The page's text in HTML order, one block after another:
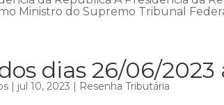
Ministro do Supremo Tribunal
dias 26/06/2023
| jul 10, 2023 | Resenha Tributária